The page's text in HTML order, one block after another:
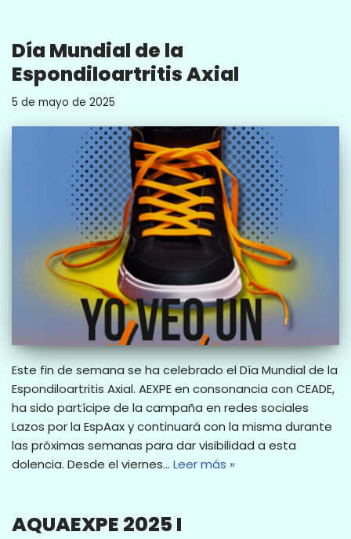
Día Mundial de la
Espondiloartritis Axial
5 de mayo de 2025
Este fin de semana se ha celebrado el Día Mundial de la
Espondiloartritis Axial. AEXPE en consonancia con CEADE,
ha sido partícipe de la campaña en redes sociales
Lazos por la EspAax y continuará con la misma durante
las próximas semanas para dar visibilidad a esta
dolencia. Desde el viernes… Leer más »
AQUAEXPE 2025 I